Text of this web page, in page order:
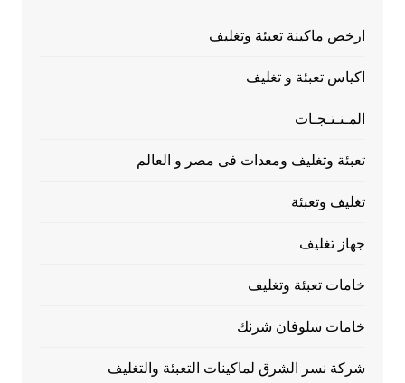
ارخص ماكينة تعبئة وتغليف
اكياس تعبئة و تغليف
المـنـتـجـات
تعبئة وتغليف ومعدات فى مصر و العالم
تغليف وتعبئة
جهاز تغليف
خامات تعبئة وتغليف
خامات سلوفان شرنك
شركة نسر الشرق لماكينات التعبئة والتغليف